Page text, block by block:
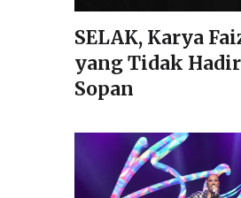
SELAK, Karya
yang Tidak
Sopan